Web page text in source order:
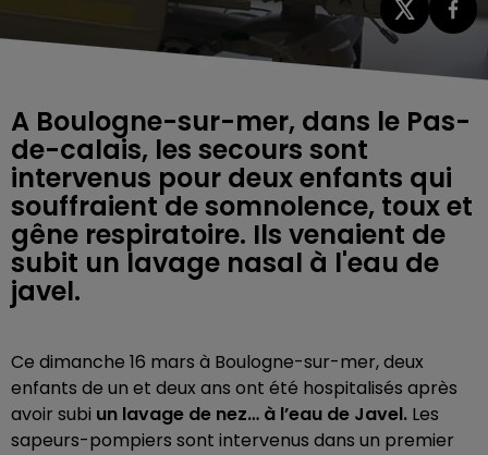
A Boulogne-sur-mer, dans le Pas-
de-calais, les secours sont
intervenus pour deux enfants qui
souffraient de somnolence, toux et
gêne respiratoire. Ils venaient de
subit un lavage nasal à l'eau de
javel.
Ce dimanche 16 mars à Boulogne-sur-mer, deux
enfants de un et deux ans ont été hospitalisés après
avoir subi un lavage de nez… à l’eau de Javel. Les
sapeurs-pompiers sont intervenus dans un premier